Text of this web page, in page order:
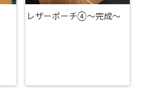
レザーポーチ④～完成～